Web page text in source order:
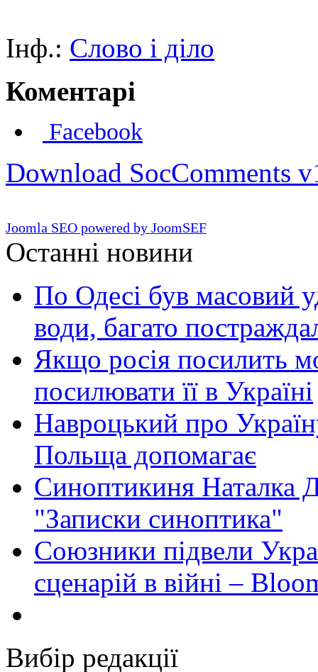
Інф.: Слово і діло
Коментарі
Facebook
Download SocComments
Joomla SEO powered by JoomSEF
Останні новини
По Одесі був масовий
води, багато
Якщо росія посилить
посилювати її в Україні
Навроцький про
Польща допомагає
Синоптикиня Наталка
"Записки синоптика"
Союзники підвели
сценарій в війні –
Вибір редакції